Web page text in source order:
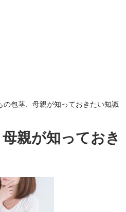
包茎、母親が知っておきたい知識
親が知っておき